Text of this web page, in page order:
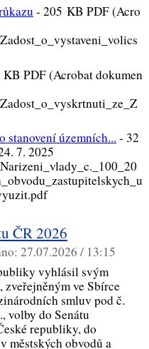
- 205 KB PDF (Acro
KB PDF (Acrobat dokumen
stanovení územních... - 32
7. 2025
ČR 2026
27.07.2026 / 13:15
vyhlásil svým
zveřejněným ve Sbírce
smluv pod č.
volby do Senátu
republiky, do
městských obvodů a